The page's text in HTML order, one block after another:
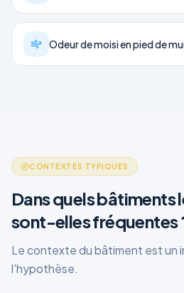
Odeur de moisi en pied de
CONTEXTES TYPIQUES
Dans quels bâtiments
sont-elles fréquentes
Le contexte du bâtiment est un
l'hypothèse.